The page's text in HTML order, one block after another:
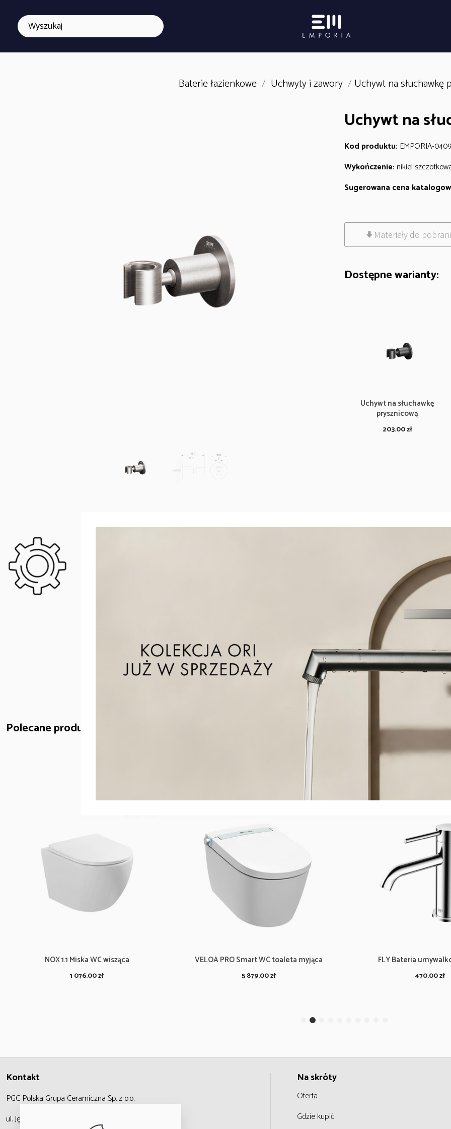
Baterie łazienkowe / Uchwyty i zawory /Uchywt na słuchawkę
Uchywt na
Kod produktu: EMPORIA-
Wykończenie: nikiel
Sugerowana cena
Materiały do
Dostępne warianty:
Uchywt na słuchawkę
prysznicową
203.00zł
Natynkowy uchwyt do słuchawki prysznicowej, wykonany z mosiądzu. Zapewnia stabilne i estetyczne
mocowanie słuchawki. Uchwyt osadzony na przegubie kulowym, który umożliwia regulację kąta nachylenia.
Dostępny w trzech wariantach wykończenia: nikiel szczotkowany, gun metal, złoty szczotkowany.
Polecane produkty:
NOX 1.1 Miska WC wisząca
1 076.00zł
VELOA PRO Smart WC toaleta myjąca
5 879.00zł
FLY Bateria
470.00zł
Kontakt
PGC Polska Grupa Ceramiczna Sp. z o.o.
ul. Jędrzejowska 47,
Na skróty
Oferta
Gdzie kupić